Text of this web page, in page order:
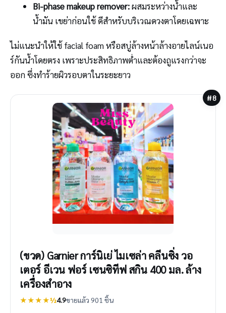
Bi-phase makeup remover:ผสมระหว่างน้ำและ
น้ำมัน เขย่าก่อนใช้ ดีสำหรับบริเวณดวงตาโดยเฉพาะ
ไม่แนะนำให้ใช้ facial foam หรือสบู่ล้างหน้าล้างอายไลน์เนอ
ร์กันน้ำโดยตรง เพราะประสิทธิภาพต่ำและต้องถูแรงกว่าจะ
ออก ซึ่งทำร้ายผิวรอบตาในระยะยาว
#8
(ขวด) Garnier การ์นิเย่ ไมเซล่า คลีนซิ่ง วอ
เตอร์ อีเวน ฟอร์ เซนซิทีฟ สกิน 400 มล. ล้าง
เครื่องสำอาง
★★★★½4.9ขายแล้ว 901 ชิ้น